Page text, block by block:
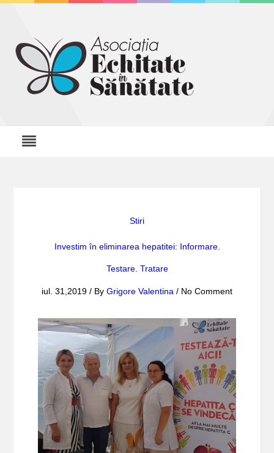
Stiri
Investim în eliminarea hepatitei: Informare.
Testare. Tratare
iul. 31,2019 / By Grigore Valentina / No Comment